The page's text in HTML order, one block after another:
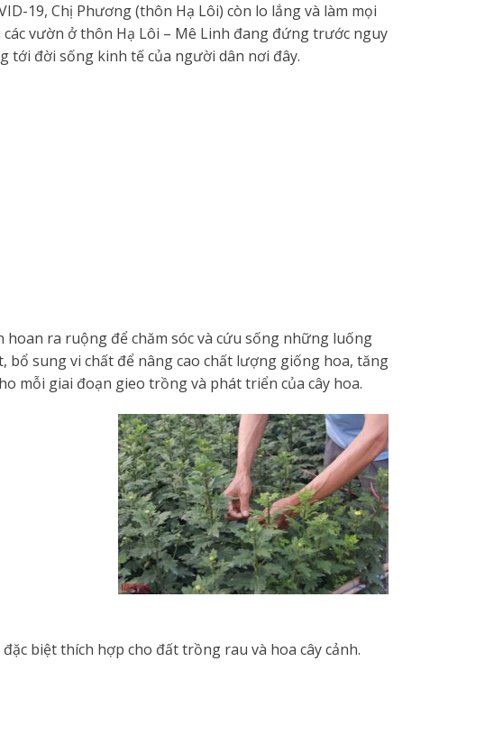
19, Chị Phương (thôn Hạ Lôi) còn lo lắng và làm mọi
vườn ở thôn Hạ Lôi – Mê Linh đang đứng trước nguy
tới đời sống kinh tế của người dân nơi đây.
ra ruộng để chăm sóc và cứu sống những luống
sung vi chất để nâng cao chất lượng giống hoa, tăng
mỗi giai đoạn gieo trồng và phát triển của cây hoa.
biệt thích hợp cho đất trồng rau và hoa cây cảnh.